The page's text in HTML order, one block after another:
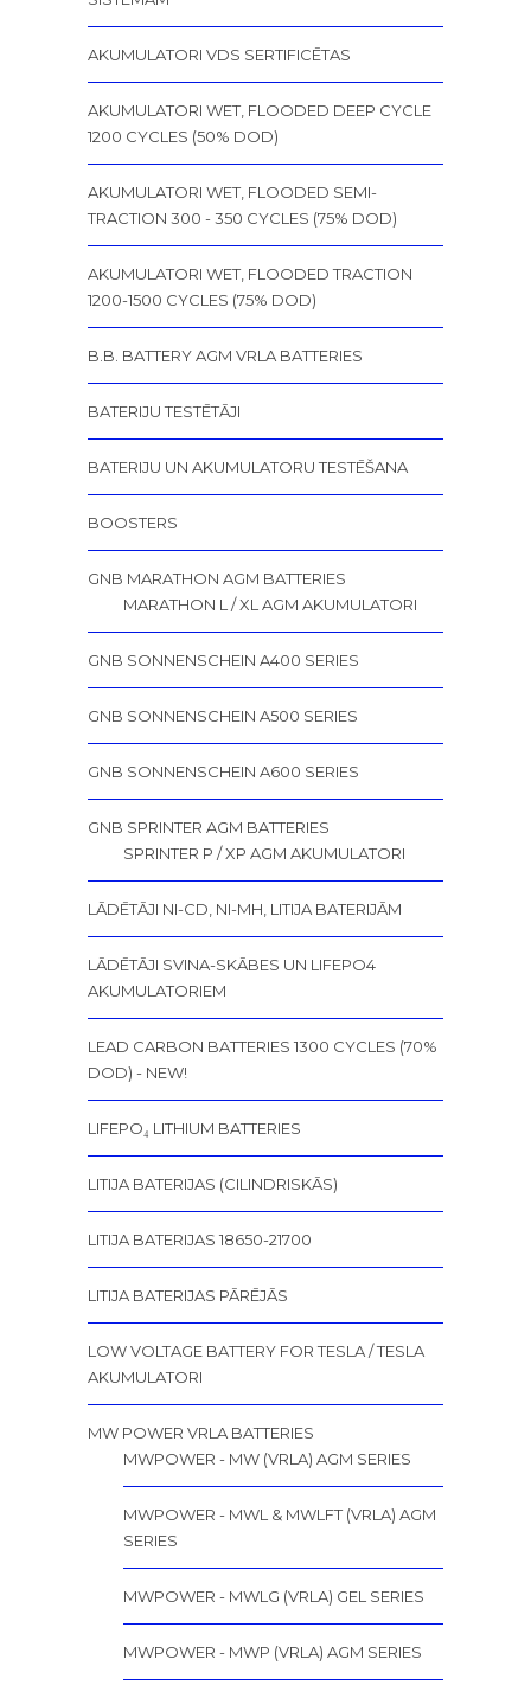
AKUMULATORI VDS SERTIFICĒTAS
AKUMULATORI WET, FLOODED DEEP CYCLE
1200 CYCLES (50% DOD)
AKUMULATORI WET, FLOODED SEMI-
TRACTION 300 - 350 CYCLES (75% DOD)
AKUMULATORI WET, FLOODED TRACTION
1200-1500 CYCLES (75% DOD)
B.B. BATTERY AGM VRLA BATTERIES
BATERIJU TESTĒTĀJI
BATERIJU UN AKUMULATORU TESTĒŠANA
BOOSTERS
GNB MARATHON AGM BATTERIES
MARATHON L / XL AGM AKUMULATORI
GNB SONNENSCHEIN A400 SERIES
GNB SONNENSCHEIN A500 SERIES
GNB SONNENSCHEIN A600 SERIES
GNB SPRINTER AGM BATTERIES
SPRINTER P / XP AGM AKUMULATORI
LĀDĒTĀJI NI-CD, NI-MH, LITIJA BATERIJĀM
LĀDĒTĀJI SVINA-SKĀBES UN LIFEPO4
AKUMULATORIEM
LEAD CARBON BATTERIES 1300 CYCLES (70%
DOD) - NEW!
LIFEPO₄ LITHIUM BATTERIES
LITIJA BATERIJAS (CILINDRISKĀS)
LITIJA BATERIJAS 18650-21700
LITIJA BATERIJAS PĀRĒJĀS
LOW VOLTAGE BATTERY FOR TESLA / TESLA
AKUMULATORI
MW POWER VRLA BATTERIES
MWPOWER - MW (VRLA) AGM SERIES
MWPOWER - MWL & MWLFT (VRLA) AGM
SERIES
MWPOWER - MWLG (VRLA) GEL SERIES
MWPOWER - MWP (VRLA) AGM SERIES